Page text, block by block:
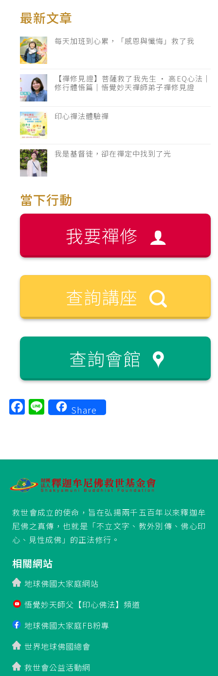
最新文章
每天加班到心累，「感恩與懺悔」救了我
【禪修見證】菩薩救了我先生 · 高EQ心法｜
修行體悟篇｜悟覺妙天禪師弟子禪修見證
印心禪法體驗禪
我是基督徒，卻在禪定中找到了光
當下行動
我要禪修
查詢講座
查詢會館
Facebook
LineShare
救世會成立的使命，旨在弘揚兩千五百年以來釋迦牟
尼佛之真傳，也就是「不立文字、教外別傳、佛心印
心、見性成佛」的正法修行。
相關網站
地球佛國大家庭網站
悟覺妙天師父【印心佛法】頻道
地球佛國大家庭FB粉專
世界地球佛國總會
救世會公益活動網